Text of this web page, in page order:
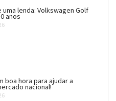
lenda: Volkswagen Golf
anos
boa hora para ajudar a
nacional!